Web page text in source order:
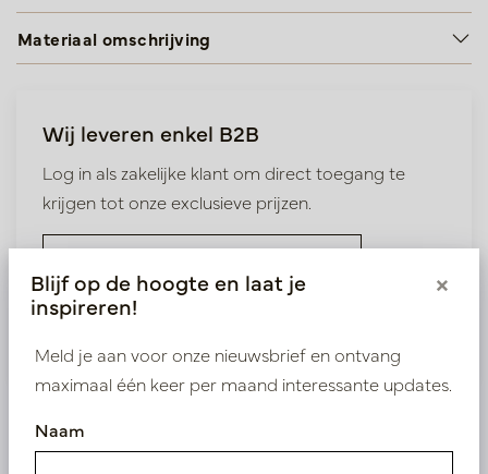
Materiaal omschrijving
Wij leveren enkel B2B
Log in als zakelijke klant om direct toegang te
krijgen tot onze exclusieve prijzen.
Blijf op de hoogte en laat je
inspireren!
×
Meld je aan voor onze nieuwsbrief en ontvang
maximaal één keer per maand interessante updates.
Naam